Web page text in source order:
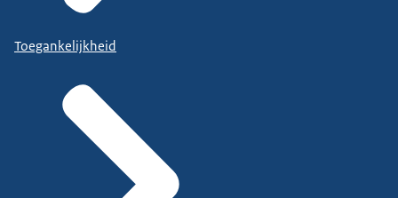
Toegankelijkheid